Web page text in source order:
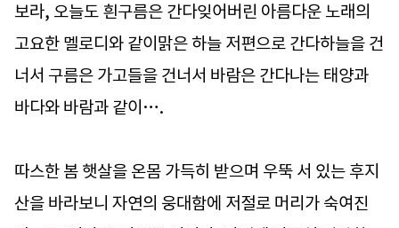
보라, 오늘도 흰구름은 간다잊어버린 아름다운 노래의
고요한 멜로디와 같이맑은 하늘 저편으로 간다하늘을 건
너서 구름은 가고들을 건너서 바람은 간다나는 태양과
바다와 바람과 같이….
따스한 봄 햇살을 온몸 가득히 받으며 우뚝 서 있는 후지
산을 바라보니 자연의 웅대함에 저절로 머리가 숙여진